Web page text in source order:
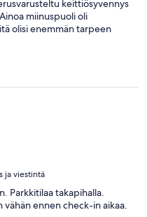
keittiösyvennys
miinuspuoli oli
olisi enemmän tarpeen
ja viestintä
Parkkitilaa takapihalla.
ennen check-in aikaa.